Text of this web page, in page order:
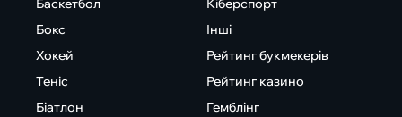
Баскетбол
Бокс
Хокей
Теніс
Біатлон
Кіберспорт
Інші
Рейтинг букмекерів
Рейтинг казино
Гемблінг